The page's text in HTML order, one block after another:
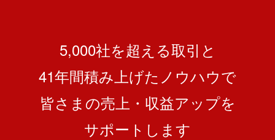
5,000社を超える取引と
41年間積み上げたノウハウで
皆さまの売上・収益アップを
サポートします